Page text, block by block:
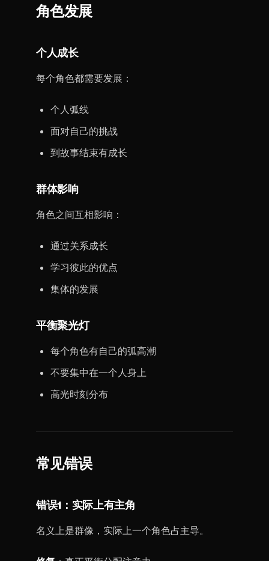
角色发展
个人成长
每个角色都需要发展：
个人弧线
面对自己的挑战
到故事结束有成长
群体影响
角色之间互相影响：
通过关系成长
学习彼此的优点
集体的发展
平衡聚光灯
每个角色有自己的弧高潮
不要集中在一个人身上
高光时刻分布
常见错误
错误1：实际上有主角
名义上是群像，实际上一个角色占主导。